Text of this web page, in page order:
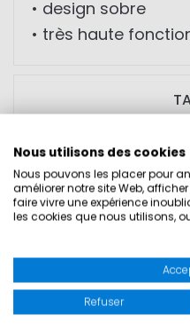
• design sobre
• très haute
SÉCURITÉ
Nous utilisons des cookies
Nous pouvons les placer pour
améliorer notre site Web,
faire vivre une expérience
les cookies que nous utilisons,
Refuser